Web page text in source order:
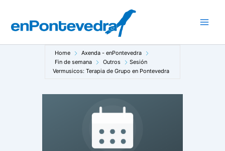
contido
Home
Axenda - enPontevedra
Fin de semana
Outros
Sesión
Vermusicos: Terapia de Grupo en Pontevedra